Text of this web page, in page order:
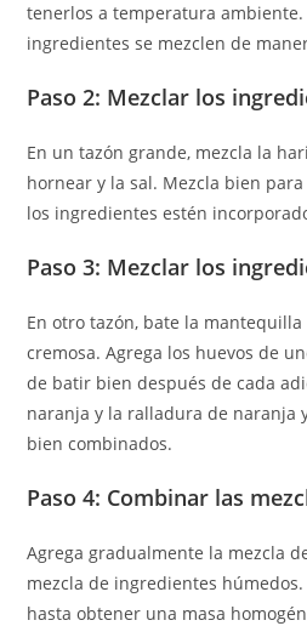
tenerlos a temperatura ambiente.
ingredientes se mezclen de
Paso 2: Mezclar los
En un tazón grande, mezcla la
hornear y la sal. Mezcla bien
los ingredientes estén
Paso 3: Mezclar los
En otro tazón, bate la
cremosa. Agrega los huevos de
de batir bien después de cada
naranja y la ralladura de naranja
bien combinados.
Paso 4: Combinar las
Agrega gradualmente la mezcla
mezcla de ingredientes
hasta obtener una masa